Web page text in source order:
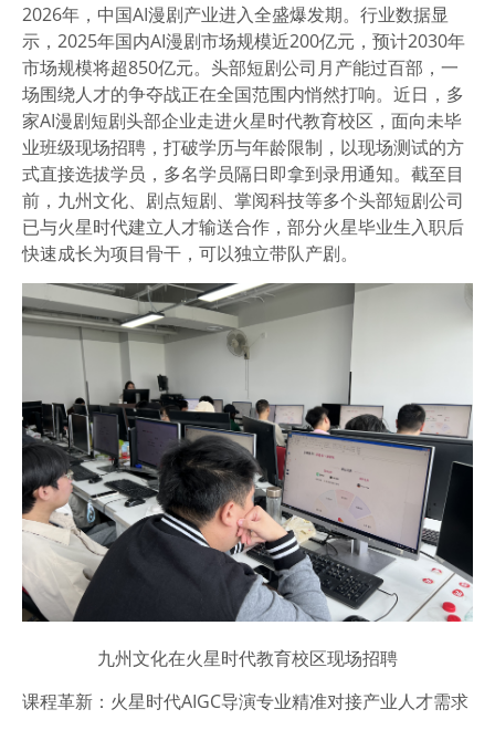
2026年，中国AI漫剧产业进入全盛爆发期。行业数据显
示，2025年国内AI漫剧市场规模近200亿元，预计2030年
市场规模将超850亿元。头部短剧公司月产能过百部，一
场围绕人才的争夺战正在全国范围内悄然打响。近日，多
家AI漫剧短剧头部企业走进火星时代教育校区，面向未毕
业班级现场招聘，打破学历与年龄限制，以现场测试的方
式直接选拔学员，多名学员隔日即拿到录用通知。截至目
前，九州文化、剧点短剧、掌阅科技等多个头部短剧公司
已与火星时代建立人才输送合作，部分火星毕业生入职后
快速成长为项目骨干，可以独立带队产剧。
九州文化在火星时代教育校区现场招聘
课程革新：火星时代AIGC导演专业精准对接产业人才需求